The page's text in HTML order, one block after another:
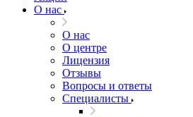
О нас
О нас
О центре
Лицензия
Отзывы
Вопросы и ответы
Специалисты